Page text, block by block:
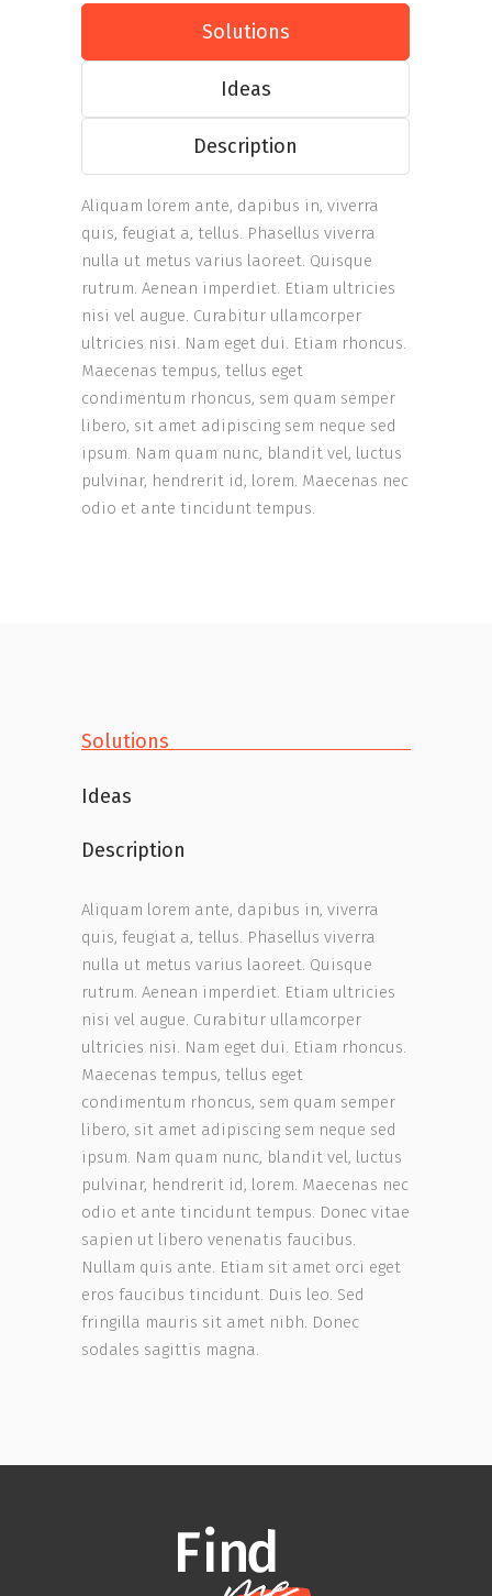
Solutions
Ideas
Description
Aliquam lorem ante, dapibus in, viverra
quis, feugiat a, tellus. Phasellus viverra
nulla ut metus varius laoreet. Quisque
rutrum. Aenean imperdiet. Etiam ultricies
nisi vel augue. Curabitur ullamcorper
ultricies nisi. Nam eget dui. Etiam rhoncus.
Maecenas tempus, tellus eget
condimentum rhoncus, sem quam semper
libero, sit amet adipiscing sem neque sed
ipsum. Nam quam nunc, blandit vel, luctus
pulvinar, hendrerit id, lorem. Maecenas nec
odio et ante tincidunt tempus.
Solutions
Ideas
Description
Aliquam lorem ante, dapibus in, viverra
quis, feugiat a, tellus. Phasellus viverra
nulla ut metus varius laoreet. Quisque
rutrum. Aenean imperdiet. Etiam ultricies
nisi vel augue. Curabitur ullamcorper
ultricies nisi. Nam eget dui. Etiam rhoncus.
Maecenas tempus, tellus eget
condimentum rhoncus, sem quam semper
libero, sit amet adipiscing sem neque sed
ipsum. Nam quam nunc, blandit vel, luctus
pulvinar, hendrerit id, lorem. Maecenas nec
odio et ante tincidunt tempus. Donec vitae
sapien ut libero venenatis faucibus.
Nullam quis ante. Etiam sit amet orci eget
eros faucibus tincidunt. Duis leo. Sed
fringilla mauris sit amet nibh. Donec
sodales sagittis magna.